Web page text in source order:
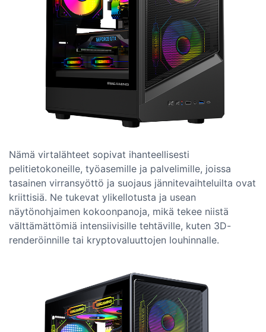
Nämä virtalähteet sopivat ihanteellisesti
pelitietokoneille, työasemille ja palvelimille, joissa
tasainen virransyöttö ja suojaus jännitevaihteluilta ovat
kriittisiä. Ne tukevat ylikellotusta ja usean
näytönohjaimen kokoonpanoja, mikä tekee niistä
välttämättömiä intensiivisille tehtäville, kuten 3D-
renderöinnille tai kryptovaluuttojen louhinnalle.